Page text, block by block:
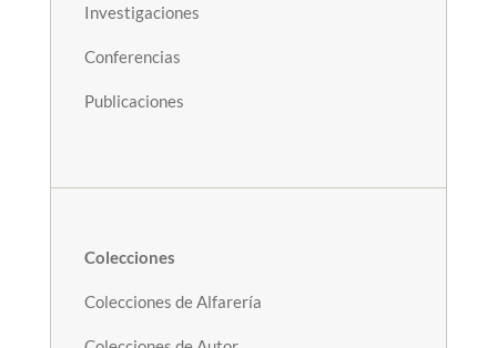
Investigaciones
Conferencias
Publicaciones
Colecciones
Colecciones de Alfarería